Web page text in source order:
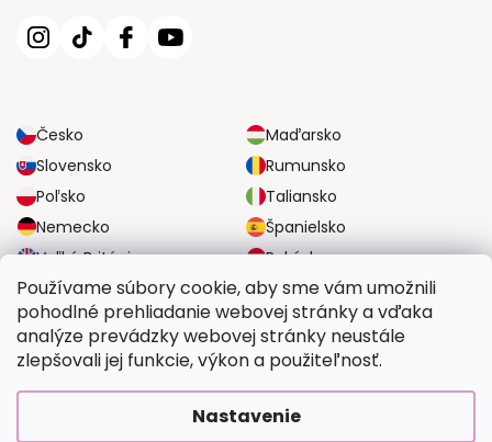
Používame súbory cookie, aby sme vám umožnili
pohodlné prehliadanie webovej stránky a vďaka
analýze prevádzky webovej stránky neustále
zlepšovali jej funkcie, výkon a použiteľnosť.
Nastavenie
Česko
Maďarsko
Slovensko
Rumunsko
Poľsko
Taliansko
Nemecko
Španielsko
Veľká Británia
Rakúsko
SPOĽAHLIVÉ MOŽNOSTI DOPRAVY
BEZPEČNÉ MOŽNOSTI PLATBY